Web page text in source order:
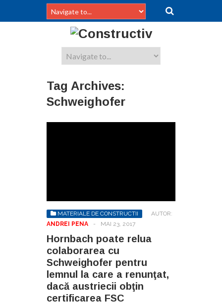
Tag Archives:
Schweighofer
MATERIALE DE CONSTRUCTII
AUTOR:
ANDREI PENA
- MAI 23, 2017
Hornbach poate relua
colaborarea cu
Schweighofer pentru
lemnul la care a renunţat,
dacă austriecii obţin
certificarea FSC